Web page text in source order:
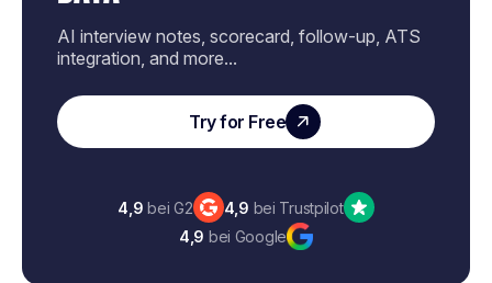
AI interview notes, scorecard, follow-up, ATS
integration, and more...
Try for Free
4,9 bei G2 4,9 bei Trustpilot
4,9 bei Google